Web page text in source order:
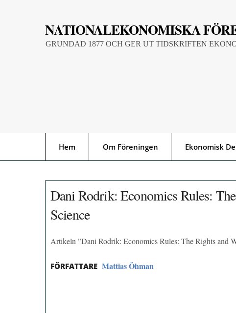
NATIONALEKONOMISKA
GRUNDAD 1877 OCH GER UT TIDSKRIFTEN
Hem Om Föreningen Ekonomisk
Dani Rodrik: Economics Rules:
Science
Artikeln ”Dani Rodrik: Economics Rules: The Rights and
FÖRFATTARE Mattias Öhman